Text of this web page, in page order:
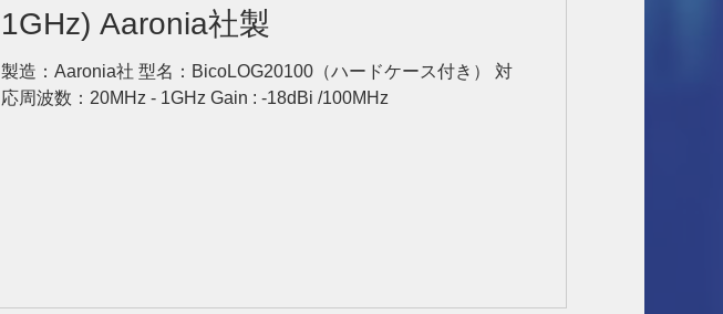
1GHz) Aaronia社製
製造：Aaronia社 型名：BicoLOG20100（ハードケース付き） 対
応周波数：20MHz - 1GHz Gain : -18dBi /100MHz